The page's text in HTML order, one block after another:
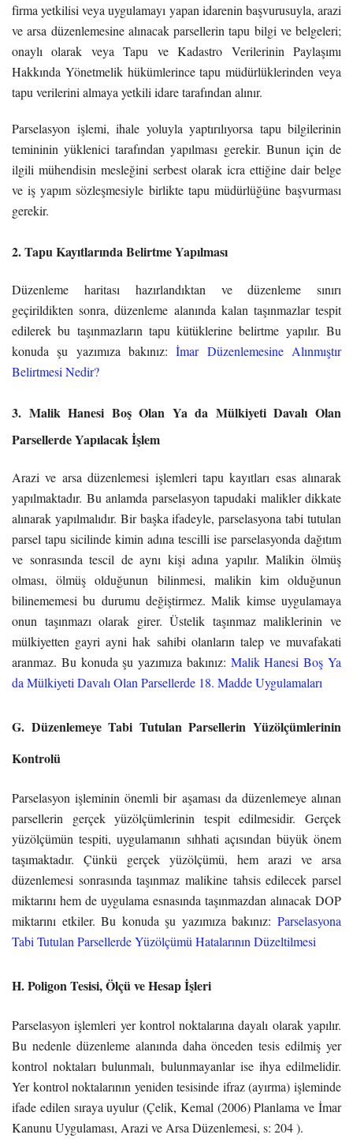
firma yetkilisi veya uygulamayı yapan idarenin başvurusuyla, arazi
ve arsa düzenlemesine alınacak parsellerin tapu bilgi ve belgeleri;
onaylı olarak veya Tapu ve Kadastro Verilerinin Paylaşımı
Hakkında Yönetmelik hükümlerince tapu müdürlüklerinden veya
tapu verilerini almaya yetkili idare tarafından alınır.
Parselasyon işlemi, ihale yoluyla yaptırılıyorsa tapu bilgilerinin
temininin yüklenici tarafından yapılması gerekir. Bunun için de
ilgili mühendisin mesleğini serbest olarak icra ettiğine dair belge
ve iş yapım sözleşmesiyle birlikte tapu müdürlüğüne başvurması
gerekir.
2. Tapu Kayıtlarında Belirtme Yapılması
Düzenleme haritası hazırlandıktan ve düzenleme sınırı
geçirildikten sonra, düzenleme alanında kalan taşınmazlar tespit
edilerek bu taşınmazların tapu kütüklerine belirtme yapılır. Bu
konuda şu yazımıza bakınız:İmar Düzenlemesine Alınmıştır
Belirtmesi Nedir?
3. Malik Hanesi Boş Olan Ya da Mülkiyeti Davalı Olan
Parsellerde Yapılacak İşlem
Arazi ve arsa düzenlemesi işlemleri tapu kayıtları esas alınarak
yapılmaktadır. Bu anlamda parselasyon tapudaki malikler dikkate
alınarak yapılmalıdır. Bir başka ifadeyle, parselasyona tabi tutulan
parsel tapu sicilinde kimin adına tescilli ise parselasyonda dağıtım
ve sonrasında tescil de aynı kişi adına yapılır. Malikin ölmüş
olması, ölmüş olduğunun bilinmesi, malikin kim olduğunun
bilinememesi bu durumu değiştirmez. Malik kimse uygulamaya
onun taşınmazı olarak girer. Üstelik taşınmaz maliklerinin ve
mülkiyetten gayri ayni hak sahibi olanların talep ve muvafakati
aranmaz. Bu konuda şu yazımıza bakınız: Malik Hanesi Boş Ya
da Mülkiyeti Davalı Olan Parsellerde 18. Madde Uygulamaları
G. Düzenlemeye Tabi Tutulan Parsellerin Yüzölçümlerinin
Kontrolü
Parselasyon işleminin önemli bir aşaması da düzenlemeye alınan
parsellerin gerçek yüzölçümlerinin tespit edilmesidir. Gerçek
yüzölçümün tespiti, uygulamanın sıhhati açısından büyük önem
taşımaktadır. Çünkü gerçek yüzölçümü, hem arazi ve arsa
düzenlemesi sonrasında taşınmaz malikine tahsis edilecek parsel
miktarını hem de uygulama esnasında taşınmazdan alınacak DOP
miktarını etkiler. Bu konuda şu yazımıza bakınız: Parselasyona
Tabi Tutulan Parsellerde Yüzölçümü Hatalarının Düzeltilmesi
H. Poligon Tesisi, Ölçü ve Hesap İşleri
Parselasyon işlemleri yer kontrol noktalarına dayalı olarak yapılır.
Bu nedenle düzenleme alanında daha önceden tesis edilmiş yer
kontrol noktaları bulunmalı, bulunmayanlar ise ihya edilmelidir.
Yer kontrol noktalarının yeniden tesisinde ifraz (ayırma) işleminde
ifade edilen sıraya uyulur (Çelik, Kemal (2006) Planlama ve İmar
Kanunu Uygulaması, Arazi ve Arsa Düzenlemesi, s: 204 ).